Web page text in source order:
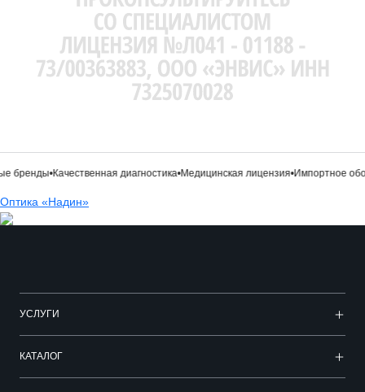
бренды•Качественная диагностика•Медицинская лицензия•Импортное
Оптика «Надин»
УСЛУГИ
КАТАЛОГ